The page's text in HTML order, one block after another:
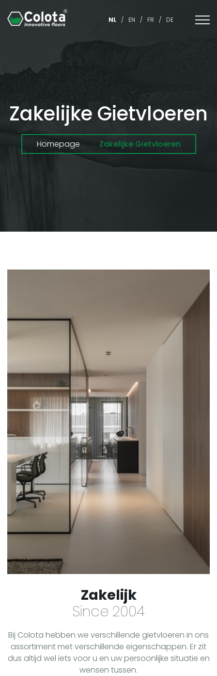
NL / EN / FR / DE
Zakelijke Gietvloeren
Homepage Zakelijke Gietvloeren
Zakelijk
Since 2004
Bij Colota hebben we verschillende gietvloeren in ons
assortiment met verschillende eigenschappen. Er zit
dus altijd wel iets voor u en uw persoonlijke situatie en
wensen tussen.